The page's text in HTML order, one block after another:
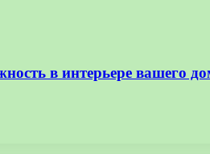
в интерьере вашего